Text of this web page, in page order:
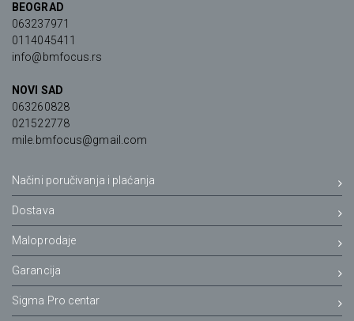
BEOGRAD
063237971
0114045411
info@bmfocus.rs
NOVI SAD
063260828
021522778
mile.bmfocus@gmail.com
Načini poručivanja i plaćanja
Dostava
Maloprodaje
Garancija
Sigma Pro centar